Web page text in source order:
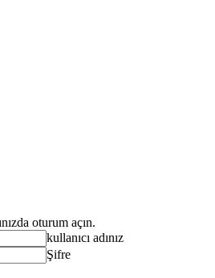
oturum açın.
kullanıcı adınız
Şifre